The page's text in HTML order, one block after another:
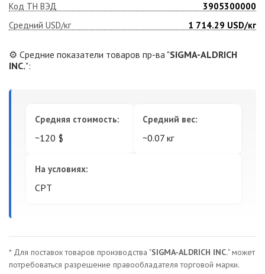
Код ТН ВЭД
3905300000
Средний USD/кг
1 714.29 USD/кг
⚙️ Средние показатели товаров пр-ва "SIGMA-ALDRICH
INC.":
Средняя стоимость:
~120 $
Средний вес:
~0.07 кг
На условиях:
CPT
* Для поставок товаров производства "SIGMA-ALDRICH INC." может
потребоваться разрешение правообладателя торговой марки.